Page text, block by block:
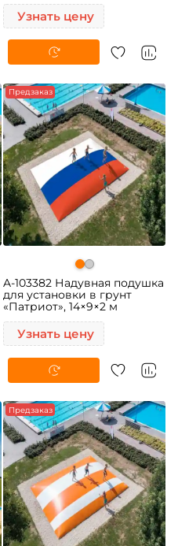
Узнать цену
Предзаказ
A-103382 Надувная подушка
для установки в грунт
«Патриот», 14×9×2 м
Узнать цену
Предзаказ